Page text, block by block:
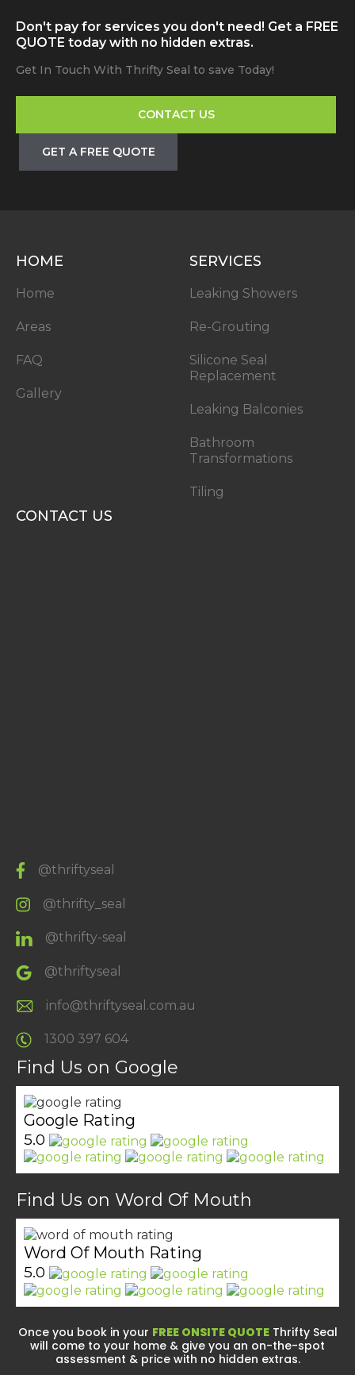
Don't pay for services you don't need! Get a FREE
QUOTE today with no hidden extras.
Get In Touch With Thrifty Seal to save Today!
CONTACT US
GET A FREE QUOTE
HOME
Home
Areas
FAQ
Gallery
SERVICES
Leaking Showers
Re-Grouting
Silicone Seal
Replacement
Leaking Balconies
Bathroom
Transformations
Tiling
CONTACT US
@thriftyseal
@thrifty_seal
@thrifty-seal
@thriftyseal
info@thriftyseal.com.au
1300 397 604
Find Us on Google
Google Rating
5.0
Find Us on Word Of Mouth
Word Of Mouth Rating
5.0
Once you book in your FREE ONSITE QUOTEThrifty Seal
will come to your home & give you an on-the-spot
assessment & price with no hidden extras.